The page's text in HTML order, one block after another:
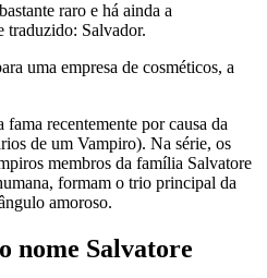
raro e há ainda a
traduzido: Salvador.
uma empresa de cosméticos, a
recentemente por causa da
de um Vampiro). Na série, os
membros da família Salvatore
formam o trio principal da
amoroso.
nome Salvatore